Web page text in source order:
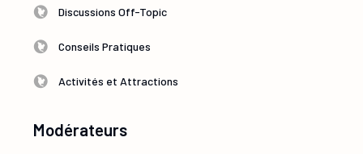
Discussions Off-Topic
Conseils Pratiques
Activités et Attractions
Modérateurs